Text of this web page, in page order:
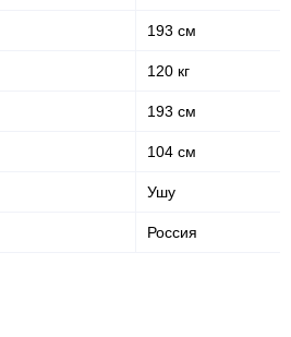
193 см
120 кг
193 см
104 см
Ушу
Россия